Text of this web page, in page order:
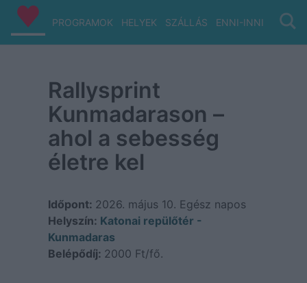
PROGRAMOK HELYEK SZÁLLÁS ENNI-INNI VIZ/
Rallysprint
Kunmadarason –
ahol a sebesség
életre kel
Időpont: 2026. május 10. Egész napos
Helyszín: Katonai repülőtér -
Kunmadaras
Belépődíj: 2000 Ft/fő.